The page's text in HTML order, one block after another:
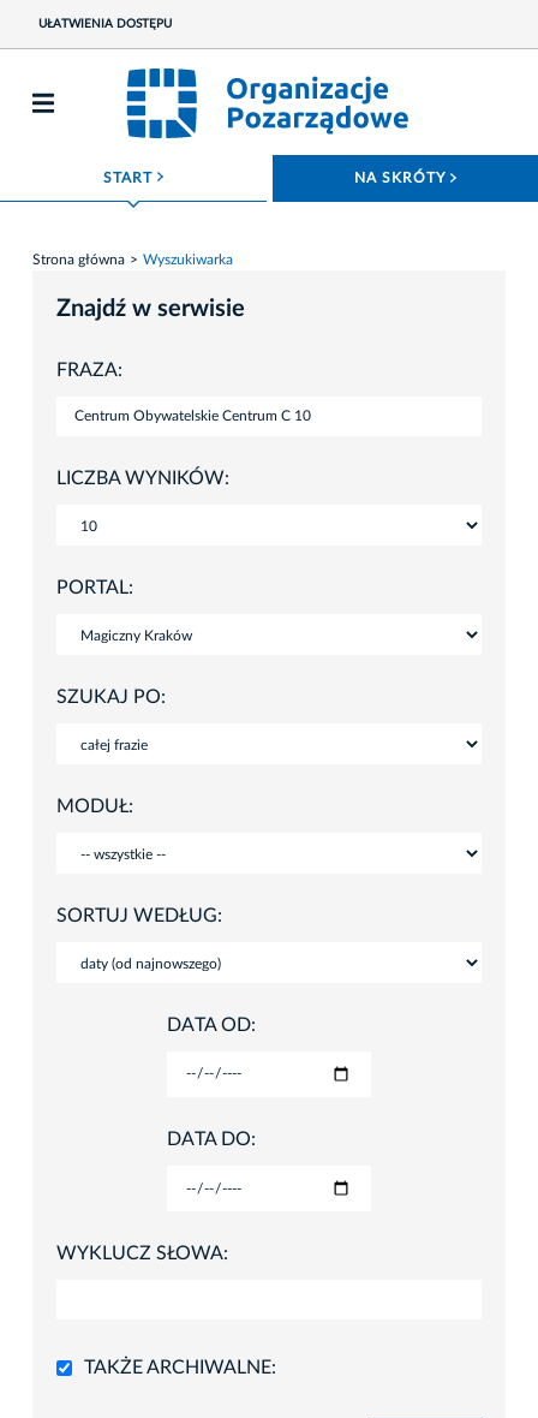
UŁATWIENIA DOSTĘPU
START ROZWIŃ MENU NA SKRÓTY
Strona główna Wyszukiwarka
Znajdź w serwisie
FRAZA:
LICZBA WYNIKÓW:
PORTAL:
SZUKAJ PO:
MODUŁ:
SORTUJ WEDŁUG:
DATA OD:
DATA DO:
WYKLUCZ SŁOWA:
TAKŻE ARCHIWALNE: